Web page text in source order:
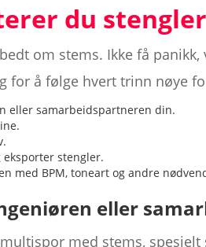
du
om stems. Ikke få
for å følge hvert trinn nøye
eller samarbeidspartneren din.
stengler.
med BPM, toneart og andre
eller
med stems,